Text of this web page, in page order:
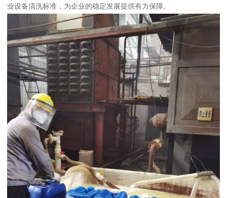
业设备清洗标准，为企业的稳定发展提供有力保障。